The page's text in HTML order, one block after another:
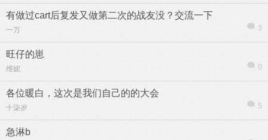
有做过cart后复发又做第二次的战友没？交流一下
一万 3
旺仔的崽
维妮 0
各位暖白，这次是我们自己的的大会
十柒岁 5
急淋b